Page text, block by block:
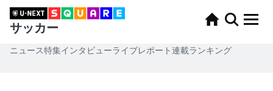
サッカー
ニュース特集インタビューライブレポート連載ランキング